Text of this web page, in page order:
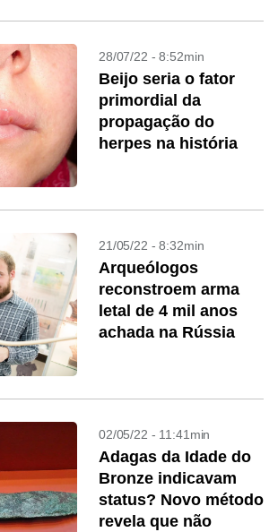
28/07/22 - 8:52min
Beijo seria o fator
primordial da
propagação do
herpes na história
21/05/22 - 8:32min
Arqueólogos
reconstroem arma
letal de 4 mil anos
achada na Rússia
02/05/22 - 11:41min
Adagas da Idade do
Bronze indicavam
status? Novo método
revela que não